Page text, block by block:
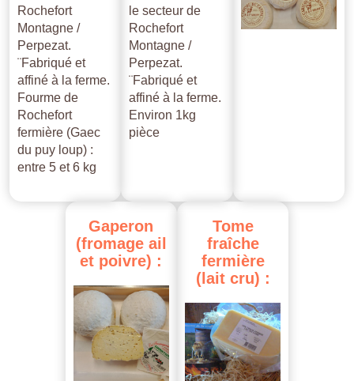
Rochefort
Montagne /
Perpezat.
¨Fabriqué et
affiné à la ferme.
Fourme de
Rochefort
fermière (Gaec
du puy loup) :
entre 5 et 6 kg
le secteur de
Rochefort
Montagne /
Perpezat.
¨Fabriqué et
affiné à la ferme.
Environ 1kg
pièce
Gaperon
(fromage ail
et poivre) :
Tome
fraîche
fermière
(lait cru) :